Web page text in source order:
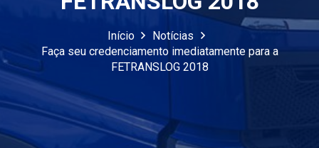
Início
Notícias
Faça seu credenciamento imediatamente para a
FETRANSLOG 2018